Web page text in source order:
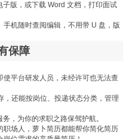
版，或下载 Word 文档，打印面试
机随时查阅编辑，不用带 U 盘，版
保障
平台研发人员，未经许可也无法查
，还能按岗位、投递状态分类，管理
，为你的求职之路保驾护航。
场人，萝卜简历都能帮你简化简历